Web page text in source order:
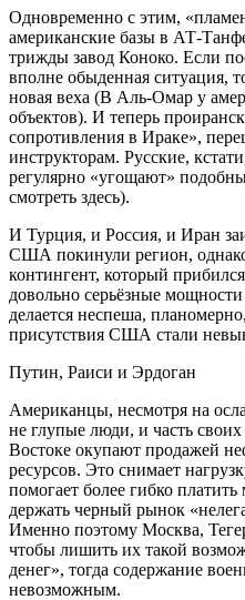
Одновременно с этим,
американские базы в АТ-
трижды завод Коноко. Если
вполне обыденная ситуация,
новая веха (В Аль-Омар у
объектов). И теперь
сопротивления в Ираке»,
инструкторам. Русские,
регулярно «угощают»
смотреть здесь).
И Турция, и Россия, и Иран
США покинули регион,
контингент, который
довольно серьёзные
делается неспеша,
присутствия США стали
Путин, Раиси и Эрдоган
Американцы, несмотря на
не глупые люди, и часть
Востоке окупают продажей
ресурсов. Это снимает
помогает более гибко
держать черный рынок
Именно поэтому Москва,
чтобы лишить их такой
денег», тогда содержание
невозможным.